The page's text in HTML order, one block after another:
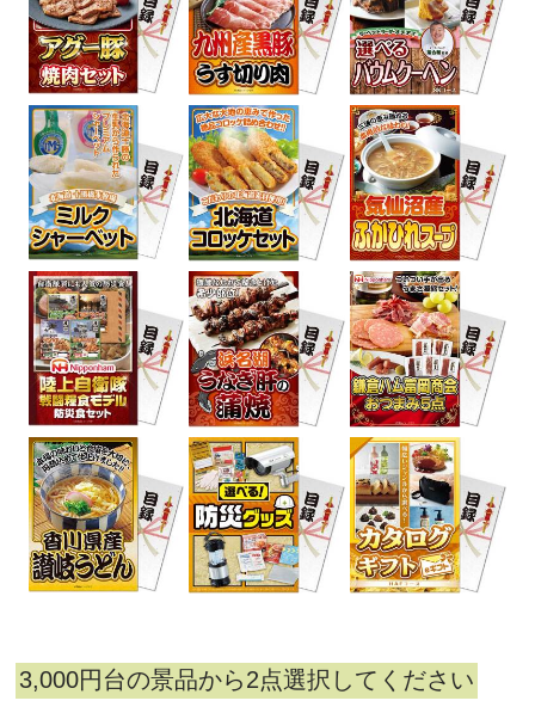
3,000円台の景品から2点選択してください